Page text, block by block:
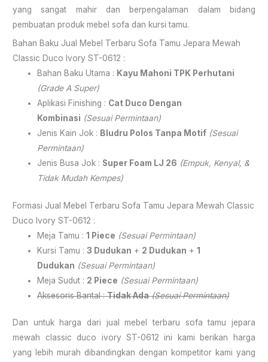
yang sangat mahir dan berpengalaman dalam bidang
pembuatan produk mebel sofa dan kursi tamu.
Bahan Baku Jual Mebel Terbaru Sofa Tamu Jepara Mewah
Classic Duco Ivory ST-0612 :
Bahan Baku Utama : Kayu Mahoni TPK Perhutani
(Grade A Super)
Aplikasi Finishing : Cat Duco Dengan
Kombinasi (Sesuai Permintaan)
Jenis Kain Jok : Bludru Polos Tanpa Motif (Sesuai
Permintaan)
Jenis Busa Jok : Super Foam LJ 26 (Empuk, Kenyal, &
Tidak Mudah Kempes)
Formasi Jual Mebel Terbaru Sofa Tamu Jepara Mewah Classic
Duco Ivory ST-0612 :
Meja Tamu :1 Piece (Sesuai Permintaan)
Kursi Tamu :3 Dudukan + 2 Dudukan +1
Dudukan (Sesuai Permintaan)
Meja Sudut : 2 Piece (Sesuai Permintaan)
Aksesoris Bantal :Tidak Ada (Sesuai Permintaan)
Dan untuk harga dari jual mebel terbaru sofa tamu jepara
mewah classic duco ivory ST-0612 ini kami berikan harga
yang lebih murah dibandingkan dengan kompetitor kami yang